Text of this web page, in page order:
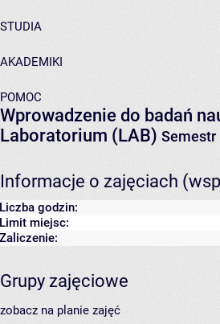
STUDIA
AKADEMIKI
POMOC
Wprowadzenie do badań
Laboratorium (LAB)
Informacje o zajęciach
Liczba godzin:
Limit miejsc:
Zaliczenie:
Grupy zajęciowe
zobacz na planie zajęć